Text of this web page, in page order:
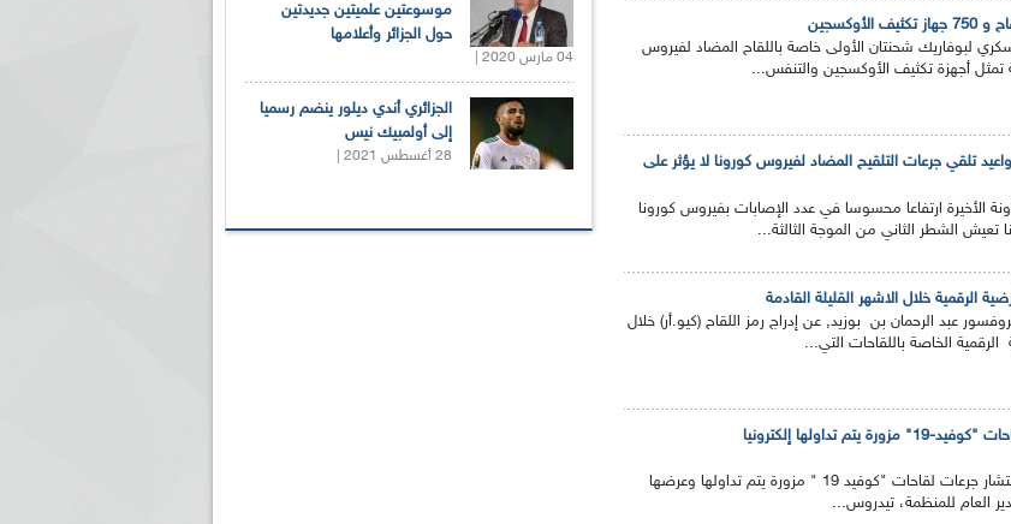
لبوفاريك شحنتان الأولى خاصة باللقاح المضاد لفيروس
تلقي جرعات التلقيح المضاد لفيروس كورونا لا يؤثر على
الأخيرة ارتفاعا محسوسا في عدد الإصابات بفيروس كورونا
تعيش الشطر الثاني من الموجة الثالثة...
الرقمية خلال الاشهر القليلة القادمة
عبد الرحمان بن بوزيد, عن إدراج رمز اللقاح (كيو.أر) خلال
الخاصة باللقاحات التي...
تداولها إلكترونيا
حذرت منظمة الصحة العالمية من انتشار جرعات لقاحات "كوفيد 19 " مزورة يتم تداولها وعرضها
العام للمنظمة، تيدروس...
موسوعتين علميتين جديدتين
حول الجزائر وأعلامها
04 مارس 2020 |
الجزائري أندي ديلور ينضم رسميا
إلى أولمبيك نيس
28 أغسطس 2021 |